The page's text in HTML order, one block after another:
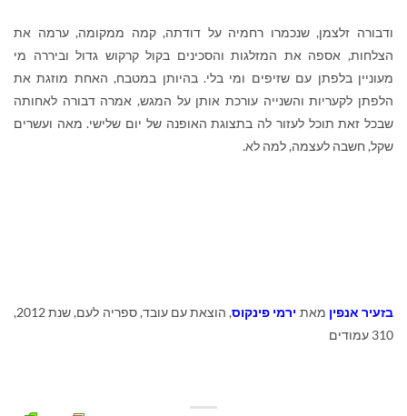
ודבורה זלצמן, שנכמרו רחמיה על דודתה, קמה ממקומה, ערמה את
הצלחות, אספה את המזלגות והסכינים בקול קרקוש גדול וביררה מי
מעוניין בלפתן עם שזיפים ומי בלי. בהיותן במטבח, האחת מוזגת את
הלפתן לקעריות והשנייה עורכת אותן על המגש, אמרה דבורה לאחותה
שבכל זאת תוכל לעזור לה בתצוגת האופנה של יום שלישי. מאה ועשרים
שקל, חשבה לעצמה, למה לא.
בזעיר אנפין מאת ירמי פינקוס
, הוצאת עם עובד, ספריה לעם, שנת 2012,
310 עמודים